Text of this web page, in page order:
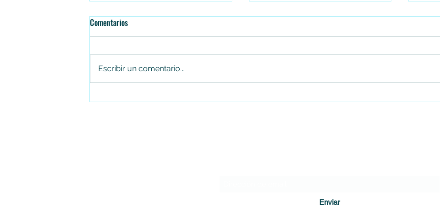
Falleció el senador Miguel Uribe
Encontraron un feto al interior del
Comentarios
Escribir un comentario...
Enviar